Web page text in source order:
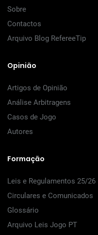
Sobre
Contactos
Arquivo Blog RefereeTip
Opinião
Artigos de Opinião
Análise Arbitragens
Casos de Jogo
Autores
Formação
Leis e Regulamentos 25/26
Circulares e Comunicados
Glossário
Arquivo Leis Jogo PT